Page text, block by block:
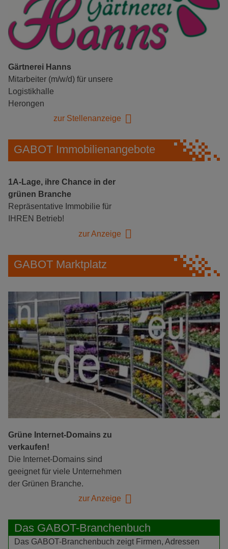
Gärtnerei Hanns
Mitarbeiter (m/w/d) für unsere
Logistikhalle
Herongen
zur Stellenanzeige
GABOT Immobilienangebote
1A-Lage, ihre Chance in der
grünen Branche
Repräsentative Immobilie für
IHREN Betrieb!
zur Anzeige
GABOT Marktplatz
Grüne Internet-Domains zu
verkaufen!
Die Internet-Domains sind
geeignet für viele Unternehmen
der Grünen Branche.
zur Anzeige
Das GABOT-Branchenbuch
Das GABOT-Branchenbuch zeigt Firmen, Adressen